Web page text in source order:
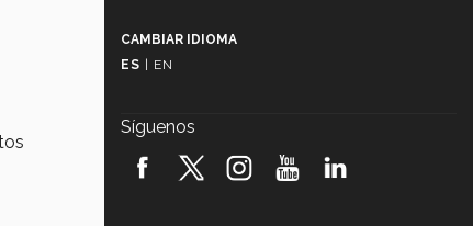
robótica FIRST 2026! (video)
CAMBIAR IDIOMA
ES
EN
Síguenos